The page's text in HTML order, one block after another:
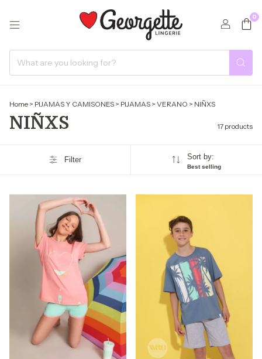
0
Home > PIJAMAS Y CAMISONES > PIJAMAS > VERANO > NIÑXS
NIÑXS 17 products
Filter Sort by:
Best selling